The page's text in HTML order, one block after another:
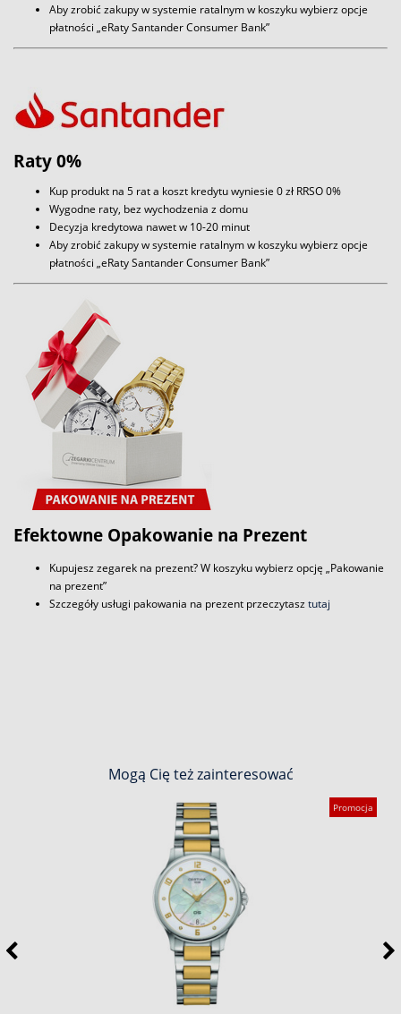
Aby zrobić zakupy w systemie ratalnym w koszyku wybierz opcje
płatności „eRaty Santander Consumer Bank”
Raty 0%
Kup produkt na 5 rat a koszt kredytu wyniesie 0 zł RRSO 0%
Wygodne raty, bez wychodzenia z domu
Decyzja kredytowa nawet w 10-20 minut
Aby zrobić zakupy w systemie ratalnym w koszyku wybierz opcje
płatności „eRaty Santander Consumer Bank”
Efektowne Opakowanie na Prezent
Kupujesz zegarek na prezent? W koszyku wybierz opcję „Pakowanie
na prezent”
Szczegóły usługi pakowania na prezent przeczytasztutaj
Mogą Cię też zainteresować
Promocja